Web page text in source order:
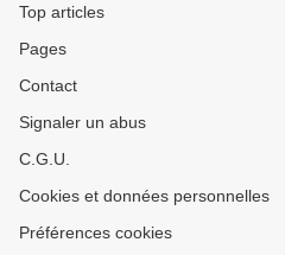
Top articles
Pages
Contact
Signaler un abus
C.G.U.
Cookies et données personnelles
Préférences cookies